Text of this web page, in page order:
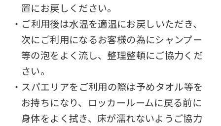
置にお戻しください。
・ご利用後は水温を適温にお戻しいただき、
次にご利用になるお客様の為にシャンプー
等の泡をよく流し、整理整頓にご協力くだ
さい。
・スパエリアをご利用の際は予めタオル等を
お持ちになり、ロッカールームに戻る前に
身体をよく拭き、床が濡れないようご協力
the
Japanese
version
this
website
will